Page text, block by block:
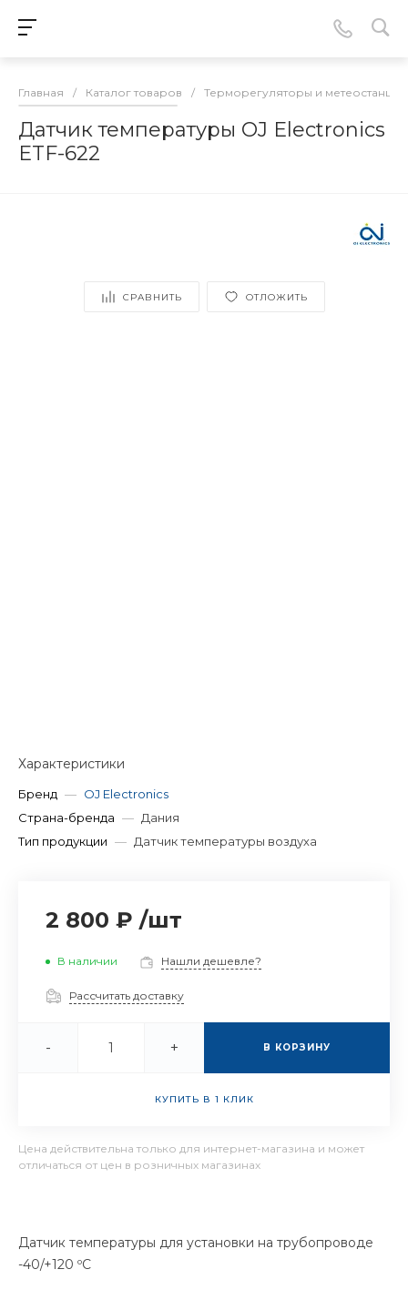
Главная / Каталог товаров / Терморегуляторы и
Датчик температуры OJ Electronics
ETF-622
СРАВНИТЬ ОТЛОЖИТЬ
Характеристики
Бренд — OJ Electronics
Страна-бренда — Дания
Тип продукции — Датчик температуры воздуха
2 800 ₽ /шт
В наличии Нашли дешевле?
Рассчитать доставку
- + В КОРЗИНУ
КУПИТЬ В 1 КЛИК
Цена действительна только для интернет-магазина и может
отличаться от цен в розничных магазинах
Датчик температуры для установки на трубопроводе
-40/+120 ºС